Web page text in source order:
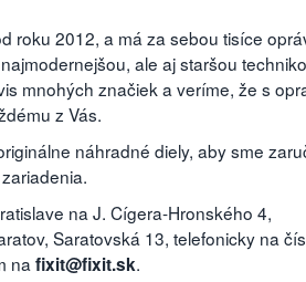
roku 2012, a má za sebou tisíce
ale aj staršou
mnohých značiek a veríme, že s
z Vás.
náhradné diely, aby sme
na J. Cígera-Hronského 4,
Saratovská 13, telefonicky na
na fixit@fixit.sk.